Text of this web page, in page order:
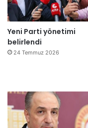
Yeni Parti yönetimi
belirlendi
24 Temmuz 2026